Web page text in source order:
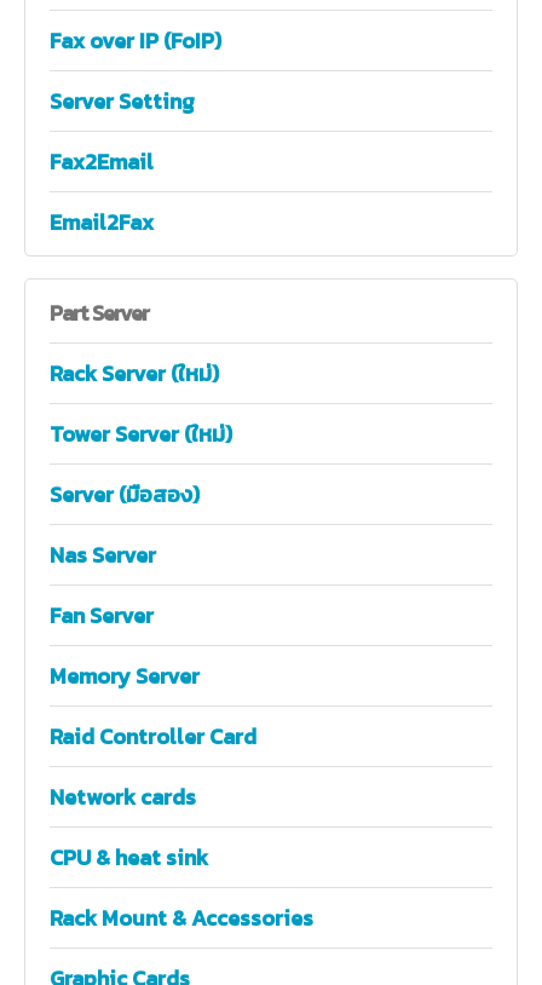
Fax over IP (FoIP)
Server Setting
Fax2Email
Email2Fax
PartServer
Rack Server (ใหม่)
Tower Server (ใหม่)
Server (มือสอง)
Nas Server
Fan Server
Memory Server
Raid Controller Card
Network cards
CPU & heat sink
Rack Mount & Accessories
Graphic Cards